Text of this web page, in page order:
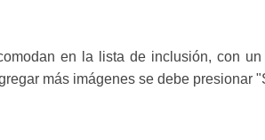
en la lista de inclusión, con
más imágenes se debe presionar